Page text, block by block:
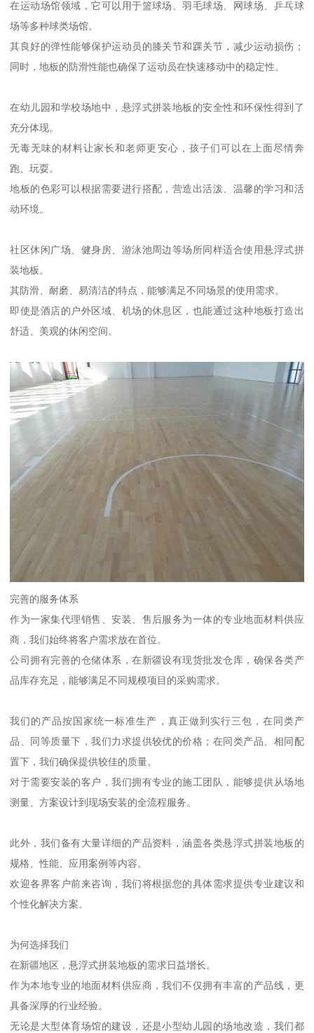
在运动场馆领域，它可以用于篮球场、羽毛球场、网球场、乒乓球
场等多种球类场馆。
其良好的弹性能够保护运动员的膝关节和踝关节，减少运动损伤；
同时，地板的防滑性能也确保了运动员在快速移动中的稳定性。
在幼儿园和学校场地中，悬浮式拼装地板的安全性和环保性得到了
充分体现。
无毒无味的材料让家长和老师更安心，孩子们可以在上面尽情奔
跑、玩耍。
地板的色彩可以根据需要进行搭配，营造出活泼、温馨的学习和活
动环境。
社区休闲广场、健身房、游泳池周边等场所同样适合使用悬浮式拼
装地板。
其防滑、耐磨、易清洁的特点，能够满足不同场景的使用需求。
即使是酒店的户外区域、机场的休息区，也能通过这种地板打造出
舒适、美观的休闲空间。
完善的服务体系
作为一家集代理销售、安装、售后服务为一体的专业地面材料供应
商，我们始终将客户需求放在首位。
公司拥有完善的仓储体系，在新疆设有现货批发仓库，确保各类产
品库存充足，能够满足不同规模项目的采购需求。
我们的产品按国家统一标准生产，真正做到实行三包，在同类产
品、同等质量下，我们力求提供较优的价格；在同类产品、相同配
置下，我们确保提供较佳的质量。
对于需要安装的客户，我们拥有专业的施工团队，能够提供从场地
测量、方案设计到现场安装的全流程服务。
此外，我们备有大量详细的产品资料，涵盖各类悬浮式拼装地板的
规格、性能、应用案例等内容。
欢迎各界客户前来咨询，我们将根据您的具体需求提供专业建议和
个性化解决方案。
为何选择我们
在新疆地区，悬浮式拼装地板的需求日益增长。
作为本地专业的地面材料供应商，我们不仅拥有丰富的产品线，更
具备深厚的行业经验。
无论是大型体育场馆的建设，还是小型幼儿园的场地改造，我们都